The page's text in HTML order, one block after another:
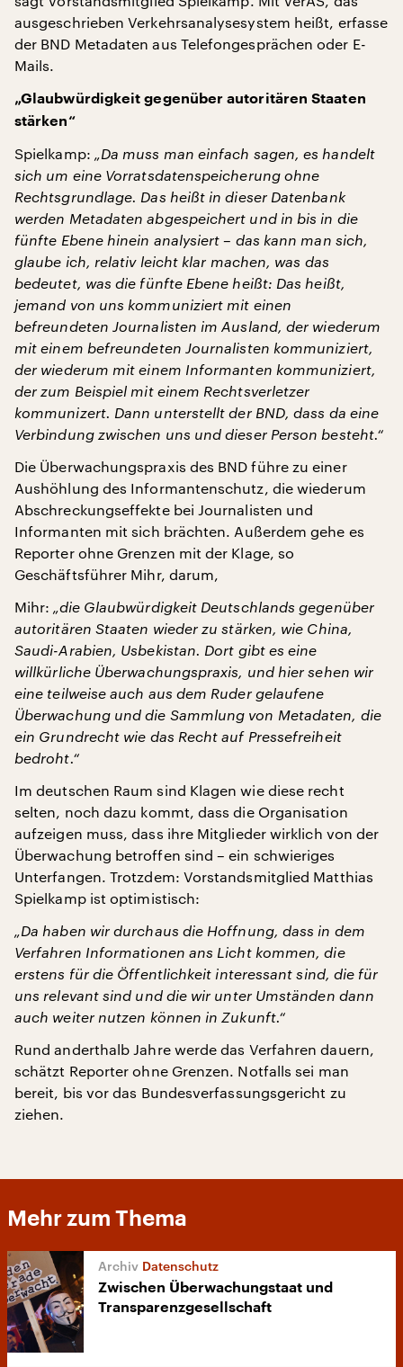
ausgeschrieben Verkehrsanalysesystem heißt, erfasse
der BND Metadaten aus Telefongesprächen oder E-
Mails.
„Glaubwürdigkeit gegenüber autoritären Staaten
stärken“
Spielkamp: „Da muss man einfach sagen, es handelt
sich um eine Vorratsdatenspeicherung ohne
Rechtsgrundlage. Das heißt in dieser Datenbank
werden Metadaten abgespeichert und in bis in die
fünfte Ebene hinein analysiert – das kann man sich,
glaube ich, relativ leicht klar machen, was das
bedeutet, was die fünfte Ebene heißt: Das heißt,
jemand von uns kommuniziert mit einen
befreundeten Journalisten im Ausland, der wiederum
mit einem befreundeten Journalisten kommuniziert,
der wiederum mit einem Informanten kommuniziert,
der zum Beispiel mit einem Rechtsverletzer
kommunizert. Dann unterstellt der BND, dass da eine
Verbindung zwischen uns und dieser Person besteht.“
Die Überwachungspraxis des BND führe zu einer
Aushöhlung des Informantenschutz, die wiederum
Abschreckungseffekte bei Journalisten und
Informanten mit sich brächten. Außerdem gehe es
Reporter ohne Grenzen mit der Klage, so
Geschäftsführer Mihr, darum,
Mihr: „die Glaubwürdigkeit Deutschlands gegenüber
autoritären Staaten wieder zu stärken, wie China,
Saudi-Arabien, Usbekistan. Dort gibt es eine
willkürliche Überwachungspraxis, und hier sehen wir
eine teilweise auch aus dem Ruder gelaufene
Überwachung und die Sammlung von Metadaten, die
ein Grundrecht wie das Recht auf Pressefreiheit
bedroht.“
Im deutschen Raum sind Klagen wie diese recht
selten, noch dazu kommt, dass die Organisation
aufzeigen muss, dass ihre Mitglieder wirklich von der
Überwachung betroffen sind – ein schwieriges
Unterfangen. Trotzdem: Vorstandsmitglied Matthias
Spielkamp ist optimistisch:
„Da haben wir durchaus die Hoffnung, dass in dem
Verfahren Informationen ans Licht kommen, die
erstens für die Öffentlichkeit interessant sind, die für
uns relevant sind und die wir unter Umständen dann
auch weiter nutzen können in Zukunft.“
Rund anderthalb Jahre werde das Verfahren dauern,
schätzt Reporter ohne Grenzen. Notfalls sei man
bereit, bis vor das Bundesverfassungsgericht zu
ziehen.
Mehr zum Thema
Datenschutz
Zwischen Überwachungstaat und
Transparenzgesellschaft